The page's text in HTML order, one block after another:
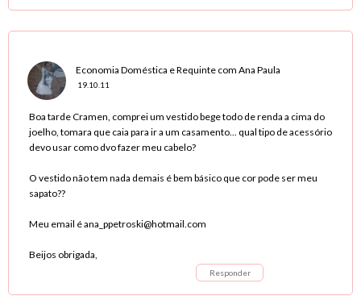
Economia Doméstica e Requinte com Ana Paula
19.10.11
Boa tarde Cramen, comprei um vestido bege todo de renda a cima do
joelho, tomara que caia para ir a um casamento... qual tipo de acessório
devo usar como dvo fazer meu cabelo?
O vestido não tem nada demais é bem básico que cor pode ser meu
sapato??
Meu email é ana_ppetroski@hotmail.com
Beijos obrigada,
Responder